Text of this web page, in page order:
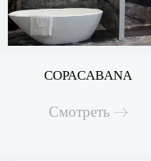
COPACABANA
Смотреть